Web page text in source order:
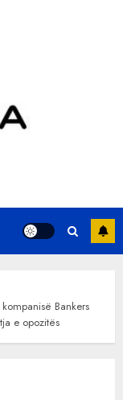
Bankers
e opozitës